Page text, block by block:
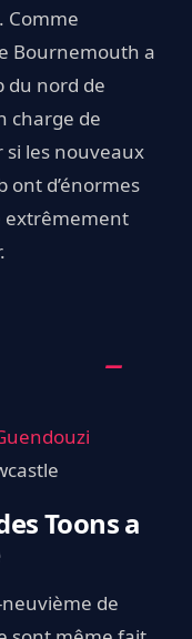
. Comme
Bournemouth a
du nord de
charge de
les nouveaux
ont d’énormes
extrêmement
Toons a
de